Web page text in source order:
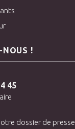
NOUS !
45
dossier de presse